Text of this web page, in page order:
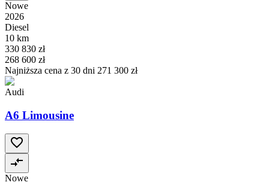
Nowe
2026
Diesel
10 km
330 830 zł
268 600 zł
Najniższa cena z 30 dni 271 300 zł
Audi
A6 Limousine
Nowe